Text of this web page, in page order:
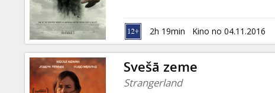
karavīrs 2. Pasaules karā, kurš
valsts labā saņēma Goda medaļu
Heart). Filma angļu valodā ar
2h 19min Kino no 04.11.2016
Svešā zeme
Strangerland